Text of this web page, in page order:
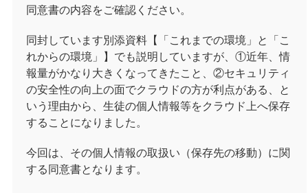
同意書の内容をご確認ください。
同封しています別添資料【「これまでの環境」と「こ
れからの環境」】でも説明していますが、①近年、情
報量がかなり大きくなってきたこと、②セキュリティ
の安全性の向上の面でクラウドの方が利点がある、と
いう理由から、生徒の個人情報等をクラウド上へ保存
することになりました。
今回は、その個人情報の取扱い（保存先の移動）に関
する同意書となります。